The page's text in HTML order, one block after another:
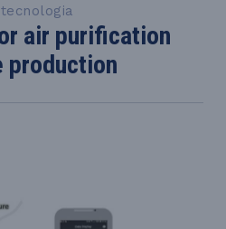
air purification
production